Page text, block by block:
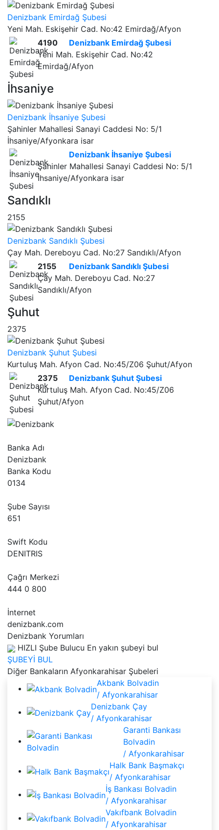
Denizbank Emirdağ Şubesi
Yeni Mah. Eskişehir Cad. No:42 Emirdağ/Afyon
4190
Denizbank Emirdağ Şubesi
Yeni Mah. Eskişehir Cad. No:42
Emirdağ/Afyon
İhsaniye
Denizbank İhsaniye Şubesi
Şahinler Mahallesi Sanayi Caddesi No: 5/1
İhsaniye/Afyonkara isar
Denizbank İhsaniye Şubesi
Şahinler Mahallesi Sanayi Caddesi No: 5/1
İhsaniye/Afyonkara isar
Sandıklı
2155
Denizbank Sandıklı Şubesi
Çay Mah. Dereboyu Cad. No:27 Sandıklı/Afyon
2155
Denizbank Sandıklı Şubesi
Çay Mah. Dereboyu Cad. No:27
Sandıklı/Afyon
Şuhut
2375
Denizbank Şuhut Şubesi
Kurtuluş Mah. Afyon Cad. No:45/Z06 Şuhut/Afyon
2375
Denizbank Şuhut Şubesi
Kurtuluş Mah. Afyon Cad. No:45/Z06
Şuhut/Afyon
Banka Adı
Denizbank
Banka Kodu
0134
Şube Sayısı
651
Swift Kodu
DENITRIS
Çağrı Merkezi
444 0 800
İnternet
denizbank.com
Denizbank Yorumları
HIZLI Şube Bulucu En yakın şubeyi bul
ŞUBEYİ BUL
Diğer Bankaların Afyonkarahisar Şubeleri
Akbank Bolvadin
/ Afyonkarahisar
Denizbank Çay
/ Afyonkarahisar
Garanti Bankası
Bolvadin
/ Afyonkarahisar
Halk Bank Başmakçı
/ Afyonkarahisar
İş Bankası Bolvadin
/ Afyonkarahisar
Vakıfbank Bolvadin
/ Afyonkarahisar